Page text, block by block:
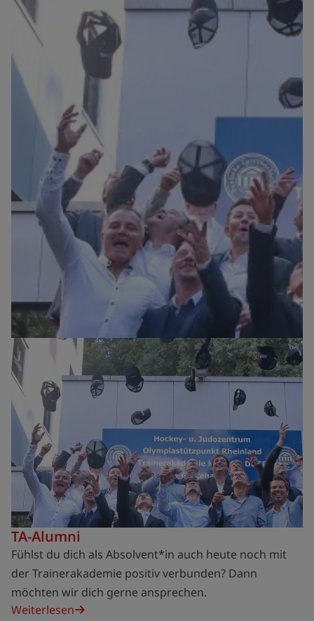
TA-Alumni
Fühlst du dich als Absolvent*in auch heute noch mit
der Trainerakademie positiv verbunden? Dann
möchten wir dich gerne ansprechen.
Weiterlesen